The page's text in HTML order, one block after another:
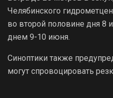
Челябинского
во второй половине дня 8
днем 9-10 июня.
Синоптики также
могут спровоцировать